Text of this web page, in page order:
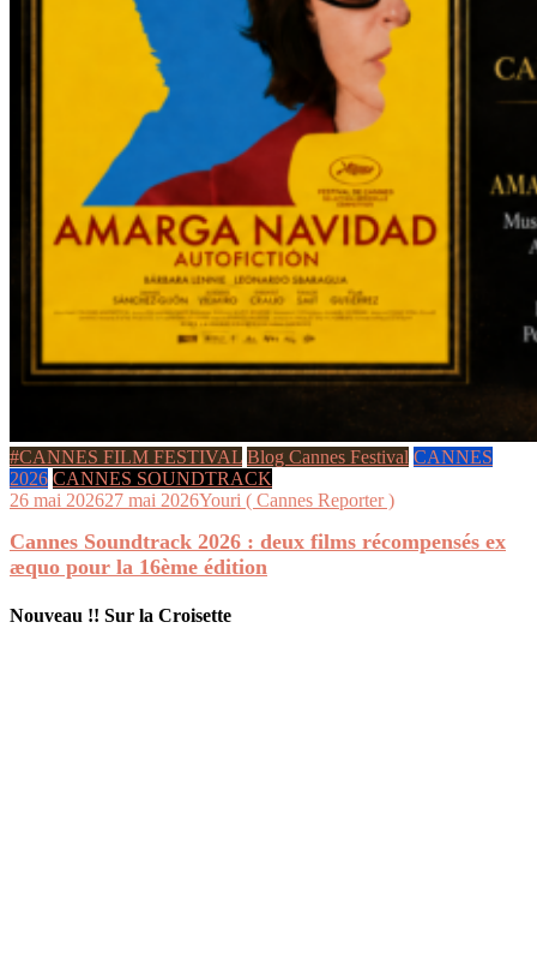
#CANNES FILM FESTIVAL Blog Cannes Festival CANNES
2026 CANNES SOUNDTRACK
26 mai 202627 mai 2026Youri ( Cannes Reporter )
Cannes Soundtrack 2026 : deux films récompensés ex
æquo pour la 16ème édition
Nouveau !! Sur la Croisette